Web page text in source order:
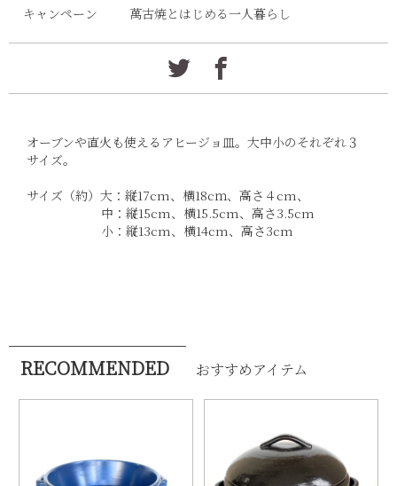
キャンペーン
萬古焼とはじめる一人暮らし
オーブンや直火も使えるアヒージョ皿。大中小のそれぞれ３
サイズ。
サイズ（約）大：縦17cm、横18cｍ、高さ４cm、
中：縦15cm、横15.5cm、高さ3.5cm
小：縦13cm、横14cm、高さ3cm
RECOMMENDED おすすめアイテム